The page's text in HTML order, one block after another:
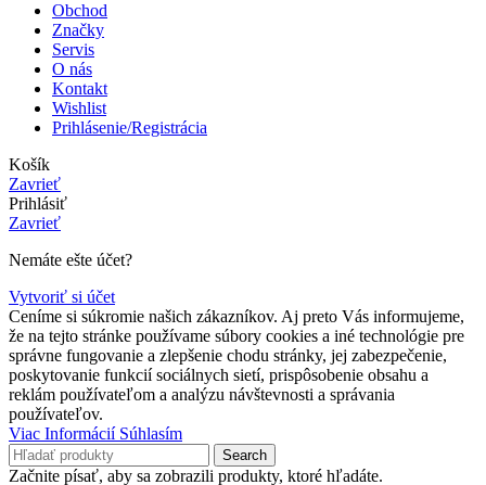
Obchod
Značky
Servis
O nás
Kontakt
Wishlist
Prihlásenie/Registrácia
Košík
Zavrieť
Prihlásiť
Zavrieť
Nemáte ešte účet?
Vytvoriť si účet
Ceníme si súkromie našich zákazníkov. Aj preto Vás informujeme,
že na tejto stránke používame súbory cookies a iné technológie pre
správne fungovanie a zlepšenie chodu stránky, jej zabezpečenie,
poskytovanie funkcií sociálnych sietí, prispôsobenie obsahu a
reklám používateľom a analýzu návštevnosti a správania
používateľov.
Viac Informácií Viac
Súhlasím
Search
Začnite písať, aby sa zobrazili produkty, ktoré hľadáte.